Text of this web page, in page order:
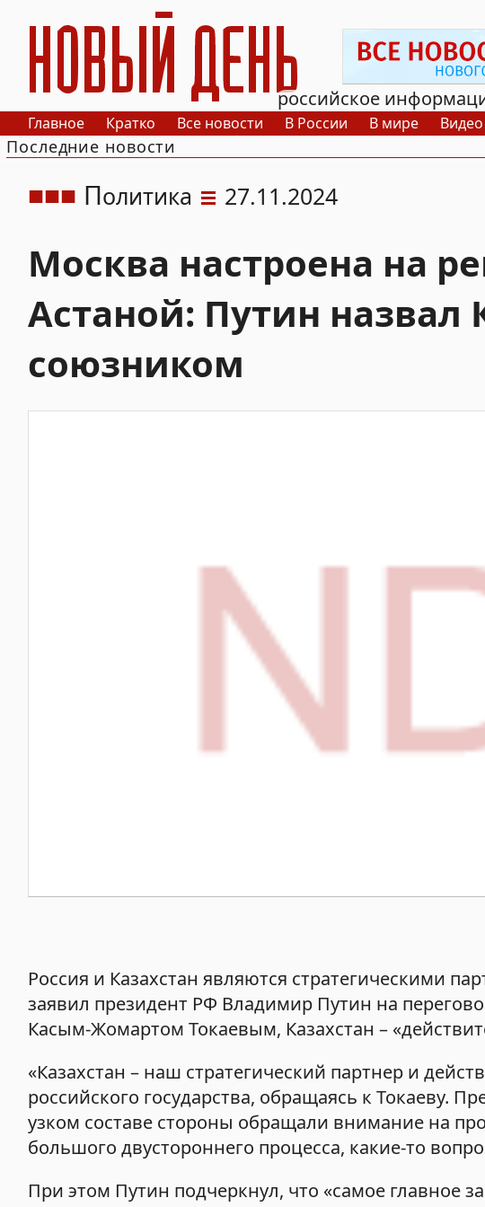
РИА Новый День
российское
Главное Кратко Все новости В России В мире Видео
Последние новости
Политика 27.11.2024
Москва настроена на
Астаной: Путин
союзником
Россия и Казахстан являются стратегическими
заявил президент РФ Владимир Путин на
Касым-Жомартом Токаевым, Казахстан –
«Казахстан – наш стратегический партнер и
российского государства, обращаясь к Токаеву.
узком составе стороны обращали внимание на
большого двустороннего процесса, какие-то
При этом Путин подчеркнул, что «самое главное